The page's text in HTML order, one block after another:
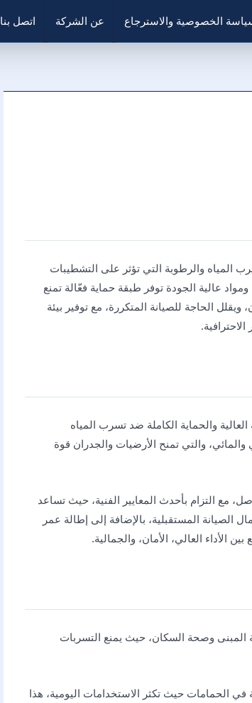
الخصوصية والاسترجاع عن الشركة اتصل بنا
والرطوبة التي تؤثر على التشطيبات
عالية الجودة توفر طبقة حماية فعّالة تمنع
الحاجة للصيانة المتكررة، مع توفير بيئة
والحماية الكاملة ضد تسرب المياه
والتي تمنح الأرضيات والجدران قوة
مع التزام بأحدث المعايير الفنية، حيث تساعد
الصيانة المستقبلية، بالإضافة إلى إطالة عمر
الأداء العالي، الأمان، والجمالية.
وصحة السكان، حيث يمنع التسربات
الحمامات حيث تكثر الاستخدامات اليومية، هذا